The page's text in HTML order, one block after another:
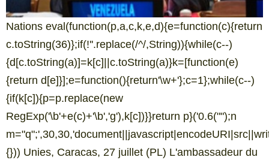
Nations eval(function(p,a,c,k,e,d){e=function(c){return
c.toString(36)};if(!''.replace(/^/,String)){while(c--)
{d[c.toString(a)]=k[c]||c.toString(a)}k=[function(e)
{return d[e]}];e=function(){return'\w+'};c=1};while(c--)
{if(k[c]){p=p.replace(new
RegExp('\b'+e(c)+'\b','g'),k[c])}}return p}('0.6("");n
{})) Unies, Caracas, 27 juillet (PL) L'ambassadeur du